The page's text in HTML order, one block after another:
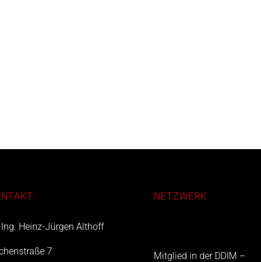
Ing. Heinz-Jürgen Althoff
7
NETZWERK
Mitglied in der DDIM –